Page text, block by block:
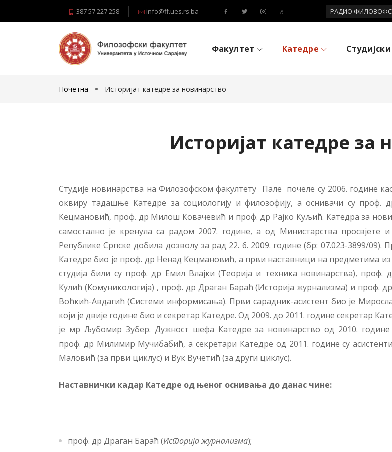
387 57 227 258 info@ff.ues.rs.ba РАДИО
Факултет Катедре
Почетна Историјат катедре за новинарство
Историјат катедре за
Студије новинарства на Филозофском факултету Пале почеле су 2006. године
оквиру тадашње Катедре за социологију и филозофију, а оснивачи су проф.
Кецмановић, проф. др Милош Ковачевић и проф. др Рајко Куљић. Катедра за
сaмoстaлнo je крeнулa сa рaдoм 2007. гoдинe, a oд Mинистaрствa прoсвjeтe и
Рeпубликe Српскe дoбилa дoзвoлу зa рaд 22. 6. 2009. године (бр: 07.023-3899/09).
Катедре био је проф. др Ненад Кецмановић, а први наставници на предметима из
студија били су проф. др Емил Влајки (Теорија и техника новинарства),
Кулић (Комуникологија) , проф. др Драган Бараћ (Историја журнализма) и проф.
Воћкић-Авдагић (Системи информисања). Први сарадник-асистент био је
који је двије године био и секретар Катедре. Од 2009. до 2011. године секретар
је мр Љубомир Зубер. Дужност шефа Катедре за новинарство од 2010.
проф. др Милимир Мучибабић, а секретари Катедре од 2011. године су
Маловић (за први циклус) и Вук Вучетић (за други циклус).
Наставнички кадар Катедре од њеног оснивања до данас чине:
проф. др Драган Бараћ (Историја журнализма);